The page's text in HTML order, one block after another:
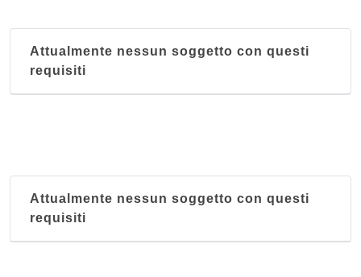
Attualmente nessun soggetto con questi
requisiti
Attualmente nessun soggetto con questi
requisiti